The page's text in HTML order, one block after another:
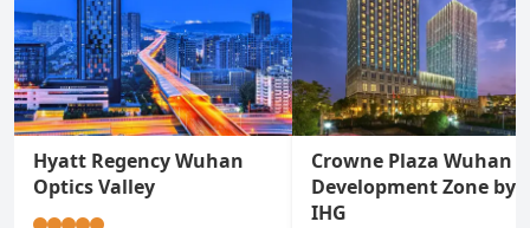
Hyatt Regency Wuhan
Optics Valley
Crowne Plaza Wuhan
Development Zone by
IHG